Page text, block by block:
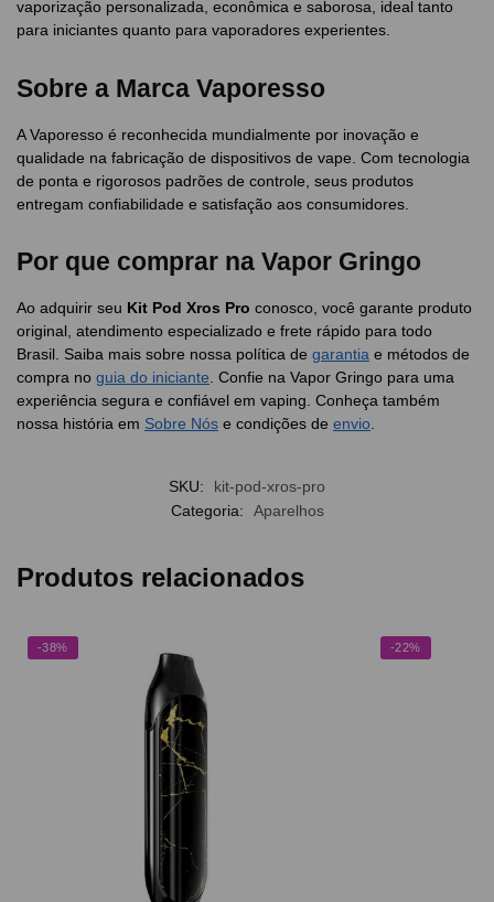
vaporização personalizada, econômica e saborosa, ideal tanto
para iniciantes quanto para vaporadores experientes.
Sobre a Marca Vaporesso
A Vaporesso é reconhecida mundialmente por inovação e
qualidade na fabricação de dispositivos de vape. Com tecnologia
de ponta e rigorosos padrões de controle, seus produtos
entregam confiabilidade e satisfação aos consumidores.
Por que comprar na Vapor Gringo
Ao adquirir seu Kit Pod Xros Pro conosco, você garante produto
original, atendimento especializado e frete rápido para todo
Brasil. Saiba mais sobre nossa política de garantia e métodos de
compra no guia do iniciante . Confie na Vapor Gringo para uma
experiência segura e confiável em vaping. Conheça também
nossa história em Sobre Nós e condições de envio
SKU:
kit-pod-xros-pro
Categoria:
Aparelhos
Produtos relacionados
-38% -22%